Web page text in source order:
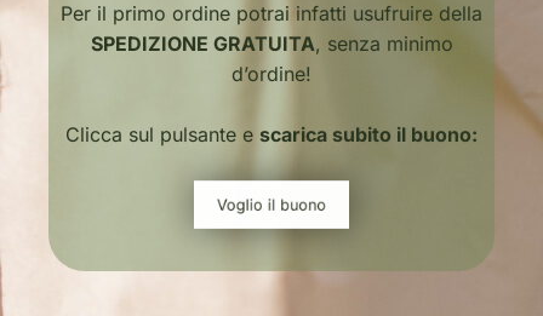
Per il primo ordine potrai infatti usufruire della
SPEDIZIONE GRATUITA, senza minimo
d’ordine!
Clicca sul pulsante e scarica subito il buono:
Voglio il buono